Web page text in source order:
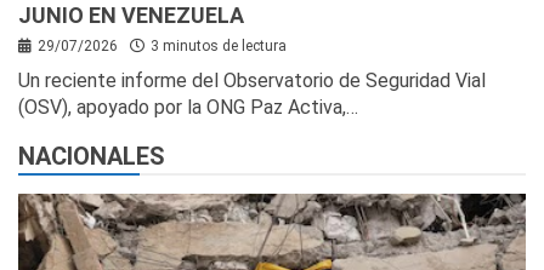
JUNIO EN VENEZUELA
29/07/2026 3 minutos de lectura
Un reciente informe del Observatorio de Seguridad Vial
(OSV), apoyado por la ONG Paz Activa,…
NACIONALES